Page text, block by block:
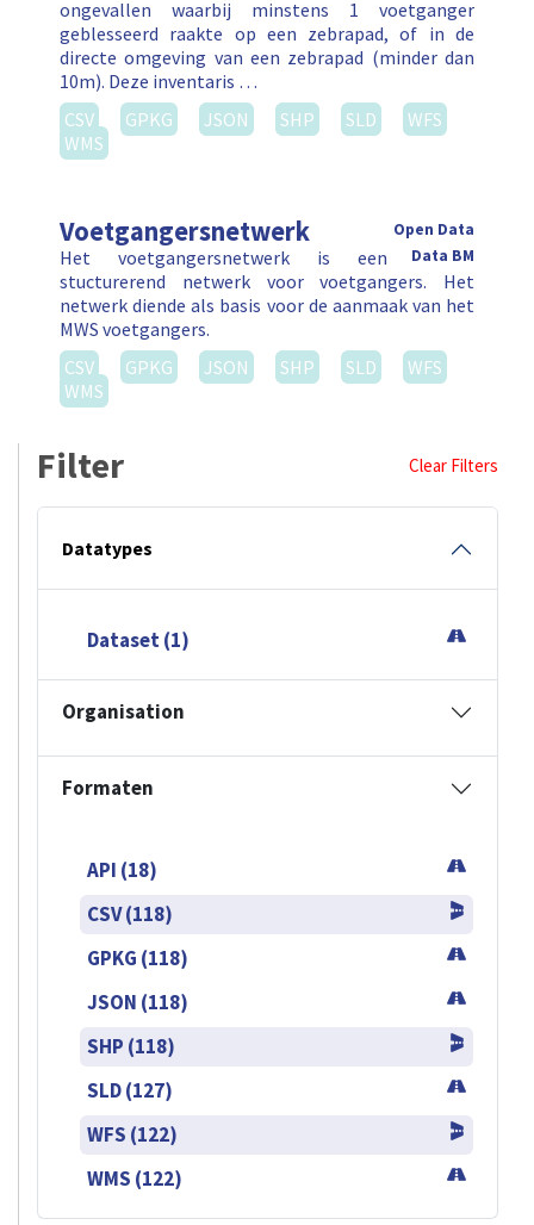
ongevallen waarbij minstens 1 voetganger
geblesseerd raakte op een zebrapad, of in de
directe omgeving van een zebrapad (minder dan
10m). Deze inventaris …
CSV
GPKG JSON SHP SLD
WFS
WMS
Voetgangersnetwerk
Open Data
Data BM
Het voetgangersnetwerk is een
stucturerend netwerk voor voetgangers. Het
netwerk diende als basis voor de aanmaak van het
MWS voetgangers.
CSV
GPKG JSON SHP SLD
WFS
WMS
Filter Clear Filters
Datatypes
Dataset (1)
Organisation
Formaten
API (18)
CSV (118)
GPKG (118)
JSON (118)
SHP (118)
SLD (127)
WFS (122)
WMS (122)